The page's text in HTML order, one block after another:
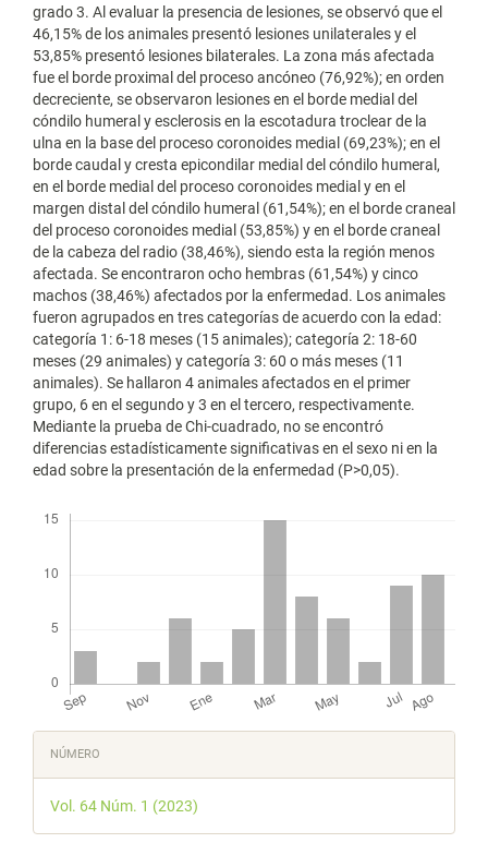
grado 3. Al evaluar la presencia de lesiones, se observó que el
46,15% de los animales presentó lesiones unilaterales y el
53,85% presentó lesiones bilaterales. La zona más afectada
fue el borde proximal del proceso ancóneo (76,92%); en orden
decreciente, se observaron lesiones en el borde medial del
cóndilo humeral y esclerosis en la escotadura troclear de la
ulna en la base del proceso coronoides medial (69,23%); en el
borde caudal y cresta epicondilar medial del cóndilo humeral,
en el borde medial del proceso coronoides medial y en el
margen distal del cóndilo humeral (61,54%); en el borde craneal
del proceso coronoides medial (53,85%) y en el borde craneal
de la cabeza del radio (38,46%), siendo esta la región menos
afectada. Se encontraron ocho hembras (61,54%) y cinco
machos (38,46%) afectados por la enfermedad. Los animales
fueron agrupados en tres categorías de acuerdo con la edad:
categoría 1: 6-18 meses (15 animales); categoría 2: 18-60
meses (29 animales) y categoría 3: 60 o más meses (11
animales). Se hallaron 4 animales afectados en el primer
grupo, 6 en el segundo y 3 en el tercero, respectivamente.
Mediante la prueba de Chi-cuadrado, no se encontró
diferencias estadísticamente significativas en el sexo ni en la
edad sobre la presentación de la enfermedad (P>0,05).
Detalles
del
artículo
NÚMERO
Vol. 64 Núm. 1 (2023)